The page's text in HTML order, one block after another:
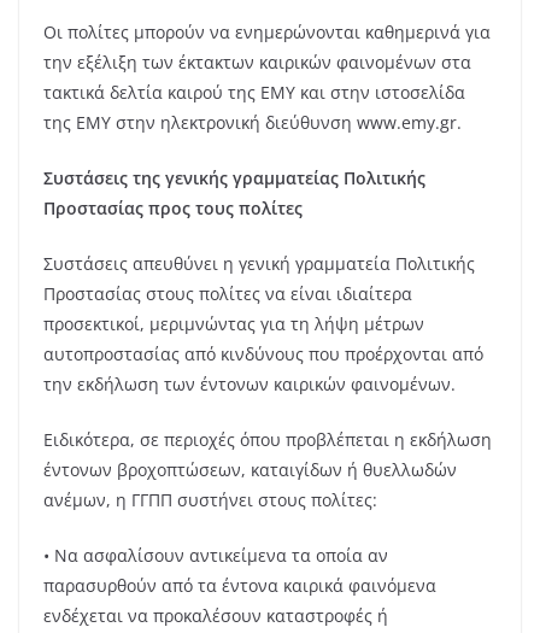
Οι πολίτες μπορούν να ενημερώνονται καθημερινά για
την εξέλιξη των έκτακτων καιρικών φαινομένων στα
τακτικά δελτία καιρού της ΕΜΥ και στην ιστοσελίδα
της ΕΜΥ στην ηλεκτρονική διεύθυνση www.emy.gr.
Συστάσεις της γενικής γραμματείας Πολιτικής
Προστασίας προς τους πολίτες
Συστάσεις απευθύνει η γενική γραμματεία Πολιτικής
Προστασίας στους πολίτες να είναι ιδιαίτερα
προσεκτικοί, μεριμνώντας για τη λήψη μέτρων
αυτοπροστασίας από κινδύνους που προέρχονται από
την εκδήλωση των έντονων καιρικών φαινομένων.
Ειδικότερα, σε περιοχές όπου προβλέπεται η εκδήλωση
έντονων βροχοπτώσεων, καταιγίδων ή θυελλωδών
ανέμων, η ΓΓΠΠ συστήνει στους πολίτες:
• Να ασφαλίσουν αντικείμενα τα οποία αν
παρασυρθούν από τα έντονα καιρικά φαινόμενα
ενδέχεται να προκαλέσουν καταστροφές ή